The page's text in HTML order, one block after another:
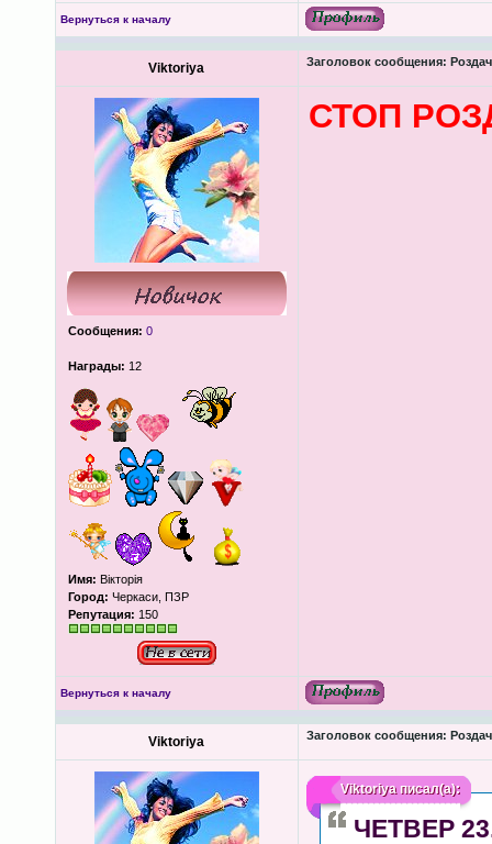
Вернуться к началу
Viktoriya Заголовок сообщения:
Сообщения: 0
Награды: 12
Имя: Вікторія
Город: Черкаси, ПЗР
Репутация: 150
СТОП
Вернуться к началу
Viktoriya Заголовок сообщения:
Viktoriyaписал(а):
ЧЕТВЕР